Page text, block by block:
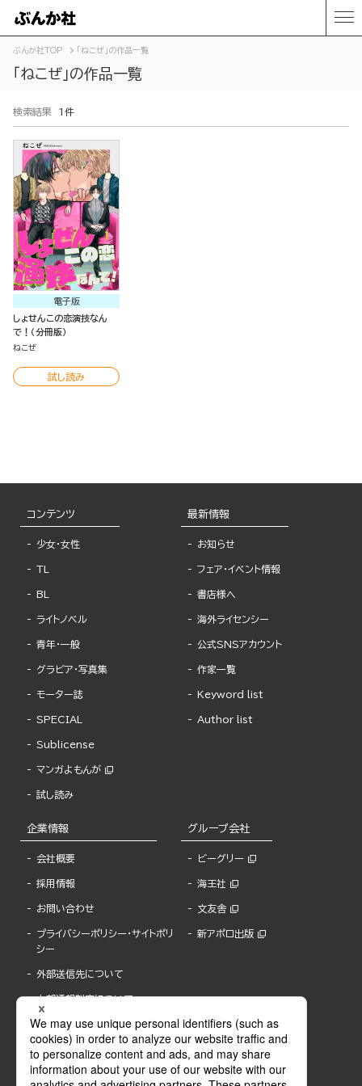
ぶんか社TOP 「ねこぜ」の作品一覧
「ねこぜ」の作品一覧
検索結果 1件
電子版
しょせんこの恋演技なん
で！（分冊版）
ねこぜ
試し読み
コンテンツ
少女・女性
TL
BL
ライトノベル
青年・一般
グラビア・写真集
モーター誌
SPECIAL
Sublicense
マンガよもんが
試し読み
最新情報
お知らせ
フェア・イベント情報
書店様へ
海外ライセンシー
公式SNSアカウント
作家一覧
Keyword list
Author list
企業情報
会社概要
採用情報
お問い合わせ
プライバシーポリシー・サイトポリ
シー
外部送信先について
内部通報制度について
グループ会社
ビーグリー
海王社
文友舎
新アポロ出版